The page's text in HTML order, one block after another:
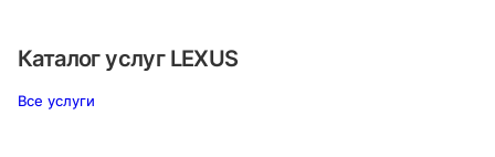
Каталог услуг LEXUS
Все услуги